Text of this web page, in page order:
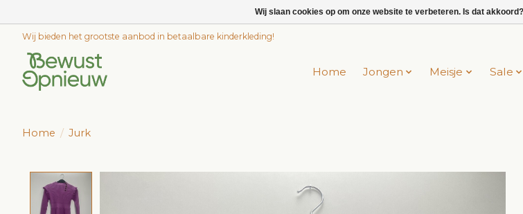
Wij bieden het grootste aanbod in betaalbare kinderkleding!
Home Jongen Meisje Sale
Home / Jurk
Wij slaan cookies op om onze website te verbeteren. Is dat akkoord?